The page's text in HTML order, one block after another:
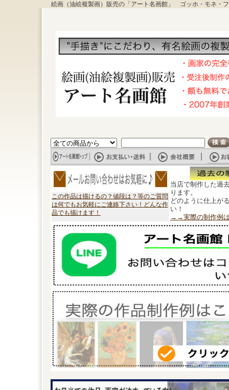
絵画（油絵複製画）販売の「アート名画館」 ゴッホ・モネ・
この作品は描けるの？値段は？等のご質問
は何でもお気軽にご連絡下さい！どんな作
品でも描けます！
当店で制作した過
ります。
どのように仕上が
い！
→→実際の制作例